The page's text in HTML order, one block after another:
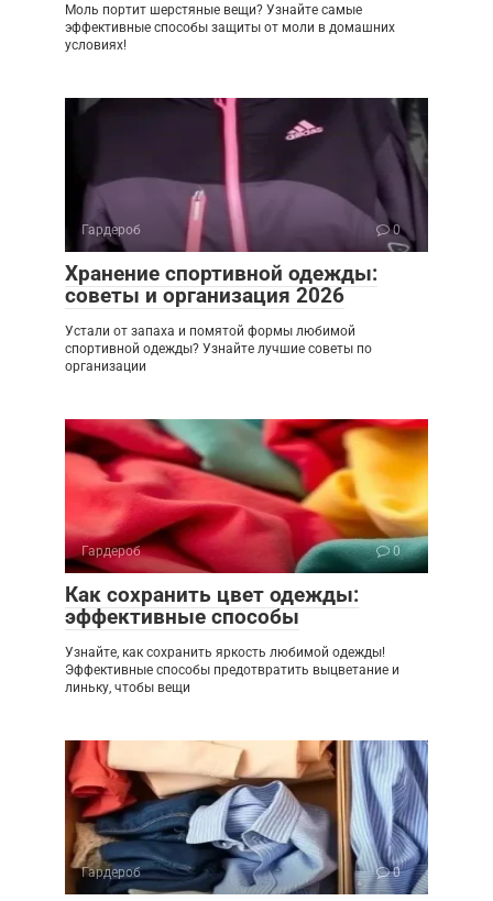
Моль портит шерстяные вещи? Узнайте самые
эффективные способы защиты от моли в домашних
условиях!
Гардероб 0
Хранение спортивной одежды:
советы и организация 2026
Устали от запаха и помятой формы любимой
спортивной одежды? Узнайте лучшие советы по
организации
Гардероб 0
Как сохранить цвет одежды:
эффективные способы
Узнайте, как сохранить яркость любимой одежды!
Эффективные способы предотвратить выцветание и
линьку, чтобы вещи
Гардероб 0